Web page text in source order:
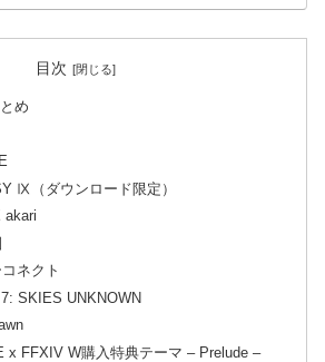
目次
め
Ⅸ（ダウンロード限定）
akari
ネクト
SKIES UNKNOWN
x FFXIV W購入特典テーマ – Prelude –